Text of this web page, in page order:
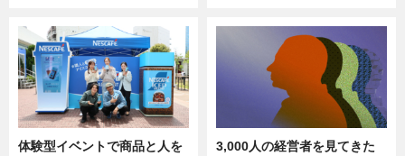
体験型イベントで商品と人を
3,000人の経営者を見てきた